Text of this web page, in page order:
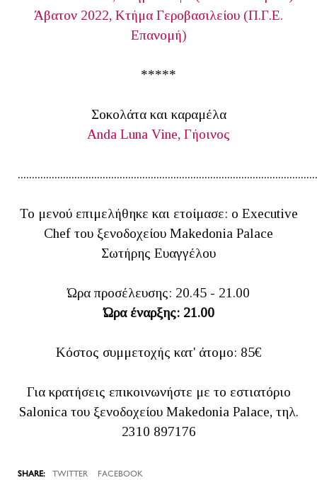
Άβατον 2022, Κτήμα Γεροβασιλείου (Π.Γ.Ε.
Επανομή)
*****
Σοκολάτα και καραμέλα
Anda Luna Vine, Γήοινος
Το μενού επιμελήθηκε και ετοίμασε: ο Executive
Chef του ξενοδοχείου Makedonia Palace
Σωτήρης Ευαγγέλου
Ώρα προσέλευσης: 20.45 - 21.00
Ώρα έναρξης: 21.00
Κόστος συμμετοχής κατ' άτομο: 85€
Για κρατήσεις επικοινωνήστε με το εστιατόριο
Salonica του ξενοδοχείου Makedonia Palace, τηλ.
2310 897176
TWITTER FACEBOOK